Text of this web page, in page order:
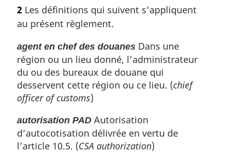
2 Les définitions qui suivent s’appliquent
au présent règlement.
agent en chef des douanes Dans une
région ou un lieu donné, l’administrateur
du ou des bureaux de douane qui
desservent cette région ou ce lieu. (chief
officer of customs)
autorisation PAD Autorisation
d’autocotisation délivrée en vertu de
l’article 10.5. (CSA authorization)